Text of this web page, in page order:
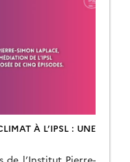
À L’IPSL : UNE
de l’Institut Pierre-